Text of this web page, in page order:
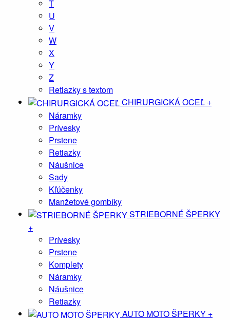
T
U
V
W
X
Y
Z
Retiazky s textom
CHIRURGICKÁ OCEĽ +
Náramky
Prívesky
Prstene
Retiazky
Náušnice
Sady
Kľúčenky
Manžetové gombíky
STRIEBORNÉ ŠPERKY
+
Prívesky
Prstene
Komplety
Náramky
Náušnice
Retiazky
AUTO MOTO ŠPERKY +